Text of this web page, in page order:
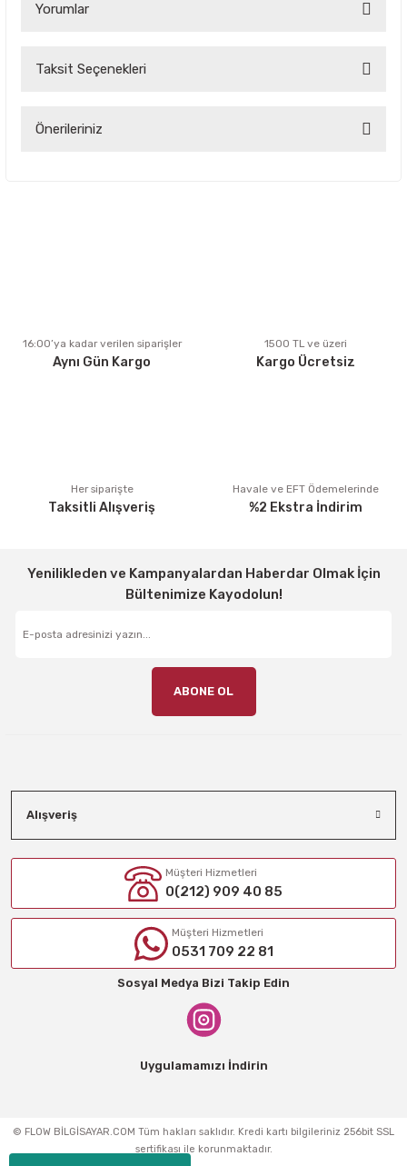
Yorumlar
Bu ürüne ilk yorumu siz yapın!
Taksit Seçenekleri
Önerileriniz
Ürün fiyatı diğer sitelerden daha pahalı.
Bu ürüne benzer farklı alternatifler olmalı.
16:00’ya kadar verilen siparişler
Aynı Gün Kargo
1500 TL ve üzeri
Kargo Ücretsiz
Her siparişte
Taksitli Alışveriş
Havale ve EFT Ödemelerinde
%2 Ekstra İndirim
Yenilikleden ve Kampanyalardan Haberdar Olmak İçin
Bültenimize Kayodolun!
ABONE OL
Alışveriş
Müşteri Hizmetleri
0(212) 909 40 85
Müşteri Hizmetleri
0531 709 22 81
Sosyal Medya Bizi Takip Edin
Uygulamamızı İndirin
© FLOW BİLGİSAYAR.COM Tüm hakları saklıdır. Kredi kartı bilgileriniz 256bit SSL
sertifikası ile korunmaktadır.